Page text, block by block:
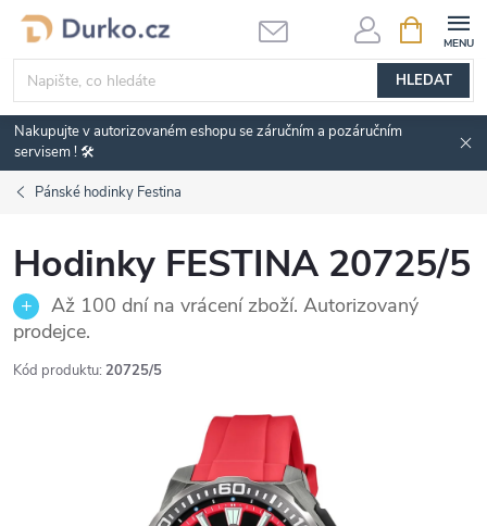
Přejít
obsah
HLEDAT
NÁKUPNÍ
KOŠÍK
Nakupujte v autorizovaném eshopu se záručním a pozáručním
servisem ! 🛠️
Pánské hodinky Festina
Hodinky FESTINA 20725/5
Až 100 dní na vrácení zboží. Autorizovaný
prodejce.
Kód produktu: 20725/5